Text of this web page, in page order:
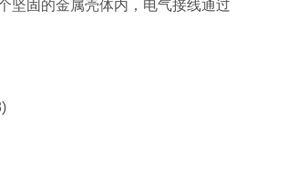
坚固的金属壳体内，电气接线通过